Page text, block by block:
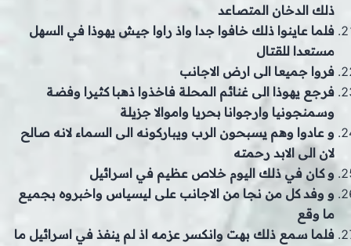
ذلك الدخان المتصاعد
فلما عاينوا ذلك خافوا جدا واذ راوا جيش يهوذا في السهل
مستعدا للقتال
فروا جميعا الى ارض الاجانب
فرجع يهوذا الى غنائم المحلة فاخذوا ذهبا كثيرا وفضة
وسمنجونيا وارجوانا بحريا واموالا جزيلة
و عادوا وهم يسبحون الرب ويباركونه الى السماء لانه صالح
لان الى الابد رحمته
و كان في ذلك اليوم خلاص عظيم في اسرائيل
و وفد كل من نجا من الاجانب على ليسياس واخبروه بجميع
ما وقع
فلما سمع ذلك بهت وانكسر عزمه اذ لم ينفذ في اسرائيل ما